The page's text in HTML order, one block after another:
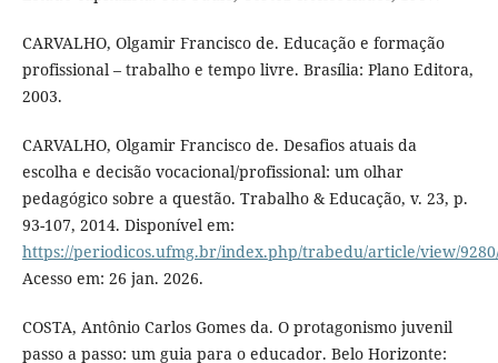
CARVALHO, Olgamir Francisco de. Educação e formação
profissional – trabalho e tempo livre. Brasília: Plano Editora,
2003.
CARVALHO, Olgamir Francisco de. Desafios atuais da
escolha e decisão vocacional/profissional: um olhar
pedagógico sobre a questão. Trabalho & Educação, v. 23, p.
93-107, 2014. Disponível em:
https://periodicos.ufmg.br/index.php/trabedu/article/view/
Acesso em: 26 jan. 2026.
COSTA, Antônio Carlos Gomes da. O protagonismo juvenil
passo a passo: um guia para o educador. Belo Horizonte: